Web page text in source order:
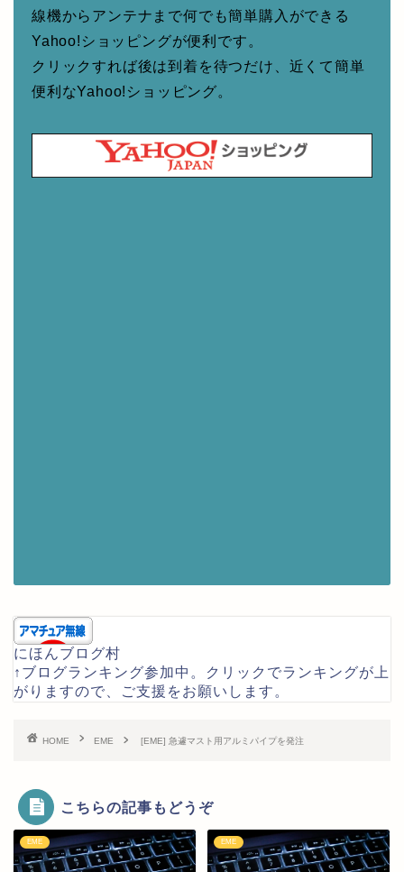
線機からアンテナまで何でも簡単購入ができる
Yahoo!ショッピングが便利です。
クリックすれば後は到着を待つだけ、近くて簡単
便利なYahoo!ショッピング。
にほんブログ村
↑ブログランキング参加中。クリックでランキングが上
がりますので、ご支援をお願いします。
HOME EME [EME] 急遽マスト用アルミパイプを発注
こちらの記事もどうぞ
EME EME